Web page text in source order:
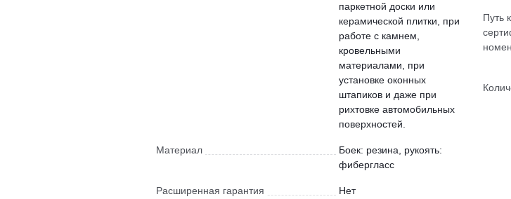
паркетной доски или
керамической плитки, при
работе с камнем,
кровельными
материалами, при
установке оконных
штапиков и даже при
рихтовке автомобильных
поверхностей.
Материал
Боек: резина, рукоять:
фибергласс
Расширенная гарантия Нет
Путь к